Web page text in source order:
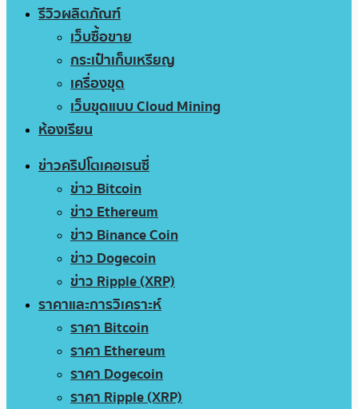
รีวิวผลิตภัณฑ์
เว็บซื้อขาย
กระเป๋าเก็บเหรียญ
เครื่องขุด
เว็บขุดแบบ Cloud Mining
ห้องเรียน
ข่าวคริปโตเคอเรนซี่
ข่าว Bitcoin
ข่าว Ethereum
ข่าว Binance Coin
ข่าว Dogecoin
ข่าว Ripple (XRP)
ราคาและการวิเคราะห์
ราคา Bitcoin
ราคา Ethereum
ราคา Dogecoin
ราคา Ripple (XRP)